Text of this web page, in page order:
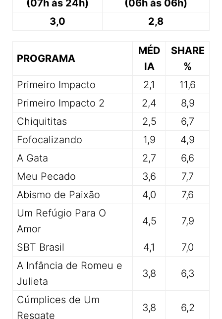
(07h às 24h)
(06h às 06h)
3,0
2,8
PROGRAMA
MÉD
IA
SHARE
%
Primeiro Impacto
2,1
11,6
Primeiro Impacto 2
2,4
8,9
Chiquititas
2,5
6,7
Fofocalizando
1,9
4,9
A Gata
2,7
6,6
Meu Pecado
3,6
7,7
Abismo de Paixão
4,0
7,6
Um Refúgio Para O
Amor
4,5 7,9
SBT Brasil 4,1
7,0
A Infância de Romeu e
Julieta
3,8 6,3
Cúmplices de Um
Resgate
3,8 6,2